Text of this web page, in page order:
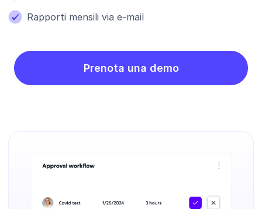
Rapporti mensili via e-mail
Prenota una demo